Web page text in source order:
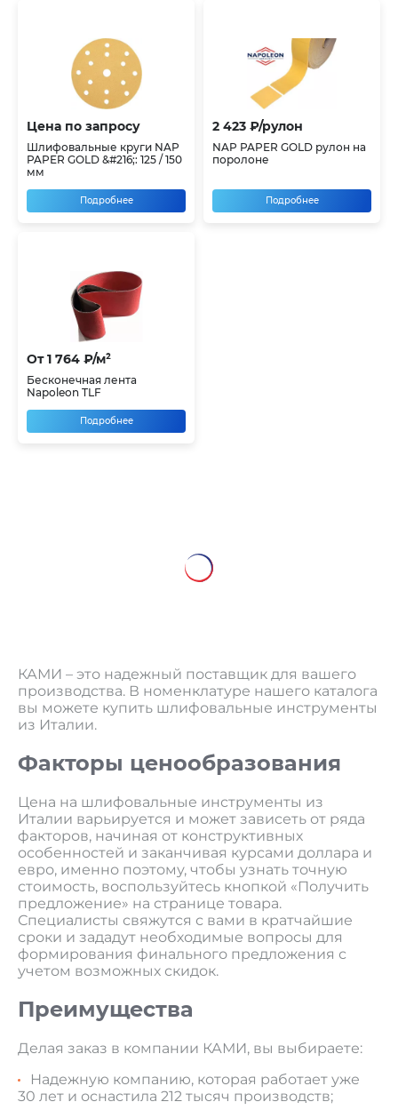
Цена по запросу
Шлифовальные круги NAP
PAPER GOLD &#216;: 125 / 150
мм
Подробнее
2 423 ₽/рулон
NAP PAPER GOLD рулон на
поролоне
Подробнее
От 1 764 ₽/м²
Бесконечная лента
Napoleon TLF
Подробнее
КАМИ – это надежный поставщик для вашего
производства. В номенклатуре нашего каталога
вы можете купить шлифовальные инструменты
из Италии.
Факторы ценообразования
Цена на шлифовальные инструменты из
Италии варьируется и может зависеть от ряда
факторов, начиная от конструктивных
особенностей и заканчивая курсами доллара и
евро, именно поэтому, чтобы узнать точную
стоимость, воспользуйтесь кнопкой «Получить
предложение» на странице товара.
Специалисты свяжутся с вами в кратчайшие
сроки и зададут необходимые вопросы для
формирования финального предложения с
учетом возможных скидок.
Преимущества
Делая заказ в компании КАМИ, вы выбираете:
Надежную компанию, которая работает уже
30 лет и оснастила 212 тысяч производств;